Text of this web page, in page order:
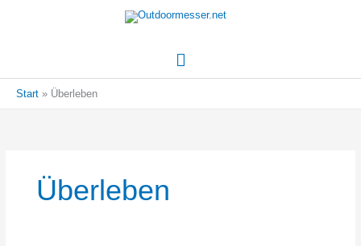
Hauptmenü
Start Überleben
Überleben